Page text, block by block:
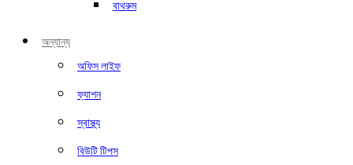
বাথরুম
অন্যান্য
অফিস লাইফ
ফ্যাশন
স্বাস্থ্য
বিউটি টিপস